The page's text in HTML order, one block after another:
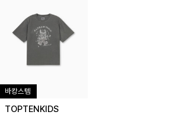
바캉스템
TOPTENKIDS